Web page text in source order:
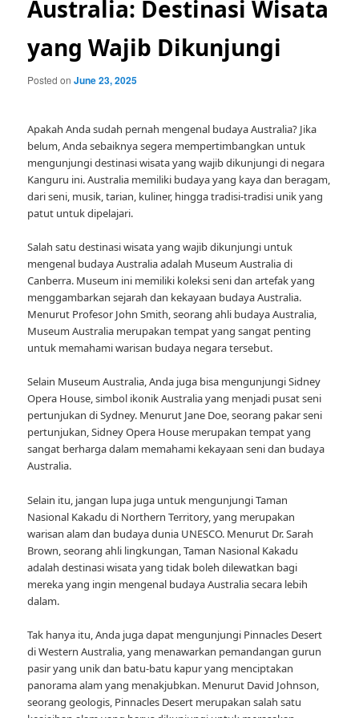
Australia: Destinasi Wisata
yang Wajib Dikunjungi
Posted onJune 23, 2025
Apakah Anda sudah pernah mengenal budaya Australia? Jika
belum, Anda sebaiknya segera mempertimbangkan untuk
mengunjungi destinasi wisata yang wajib dikunjungi di negara
Kanguru ini. Australia memiliki budaya yang kaya dan beragam,
dari seni, musik, tarian, kuliner, hingga tradisi-tradisi unik yang
patut untuk dipelajari.
Salah satu destinasi wisata yang wajib dikunjungi untuk
mengenal budaya Australia adalah Museum Australia di
Canberra. Museum ini memiliki koleksi seni dan artefak yang
menggambarkan sejarah dan kekayaan budaya Australia.
Menurut Profesor John Smith, seorang ahli budaya Australia,
Museum Australia merupakan tempat yang sangat penting
untuk memahami warisan budaya negara tersebut.
Selain Museum Australia, Anda juga bisa mengunjungi Sidney
Opera House, simbol ikonik Australia yang menjadi pusat seni
pertunjukan di Sydney. Menurut Jane Doe, seorang pakar seni
pertunjukan, Sidney Opera House merupakan tempat yang
sangat berharga dalam memahami kekayaan seni dan budaya
Australia.
Selain itu, jangan lupa juga untuk mengunjungi Taman
Nasional Kakadu di Northern Territory, yang merupakan
warisan alam dan budaya dunia UNESCO. Menurut Dr. Sarah
Brown, seorang ahli lingkungan, Taman Nasional Kakadu
adalah destinasi wisata yang tidak boleh dilewatkan bagi
mereka yang ingin mengenal budaya Australia secara lebih
dalam.
Tak hanya itu, Anda juga dapat mengunjungi Pinnacles Desert
di Western Australia, yang menawarkan pemandangan gurun
pasir yang unik dan batu-batu kapur yang menciptakan
panorama alam yang menakjubkan. Menurut David Johnson,
seorang geologis, Pinnacles Desert merupakan salah satu